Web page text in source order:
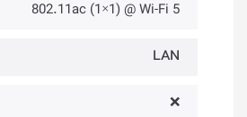
802.11ac (1×1) @ Wi-Fi 5
LAN
❌